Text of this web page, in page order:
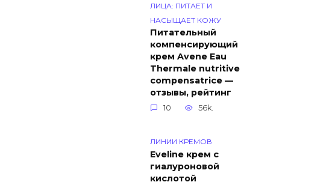
ЛИЦА: ПИТАЕТ И
НАСЫЩАЕТ КОЖУ
Питательный
компенсирующий
крем Avene Eau
Thermale nutritive
compensatrice —
отзывы, рейтинг
10 56k.
ЛИНИИ КРЕМОВ
Eveline крем с
гиалуроновой
кислотой